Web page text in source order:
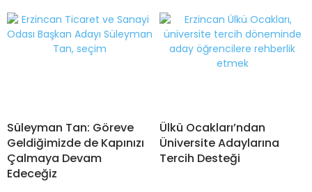
Süleyman Tan: Göreve
Geldiğimizde de Kapınızı
Çalmaya Devam
Edeceğiz
Ülkü Ocakları’ndan
Üniversite Adaylarına
Tercih Desteği